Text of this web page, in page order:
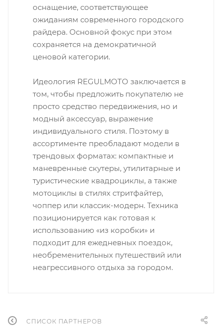
оснащение, соответствующее
ожиданиям современного городского
райдера. Основной фокус при этом
сохраняется на демократичной
ценовой категории.
Идеология REGULMOTO заключается в
том, чтобы предложить покупателю не
просто средство передвижения, но и
модный аксессуар, выражение
индивидуального стиля. Поэтому в
ассортименте преобладают модели в
трендовых форматах: компактные и
маневренные скутеры, утилитарные и
туристические квадроциклы, а также
мотоциклы в стилях стритфайтер,
чоппер или классик-модерн. Техника
позиционируется как готовая к
использованию «из коробки» и
подходит для ежедневных поездок,
необременительных путешествий или
неагрессивного отдыха за городом.
СПИСОК ПАРТНЕРОВ